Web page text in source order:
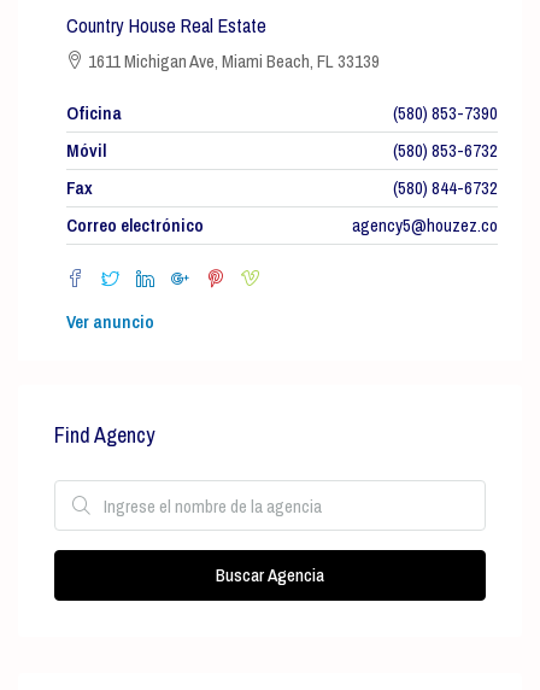
Country House Real Estate
1611 Michigan Ave, Miami Beach, FL 33139
Oficina
(580) 853-7390
Móvil
(580) 853-6732
Fax
(580) 844-6732
Correo electrónico
agency5@houzez.co
Ver anuncio
Find Agency
Buscar Agencia